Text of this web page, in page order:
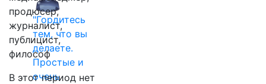
"Гордитесь
тем, что вы
делаете.
Простые и
очень
продюсер,
журналист,
публицист,
философ
В этот период нет